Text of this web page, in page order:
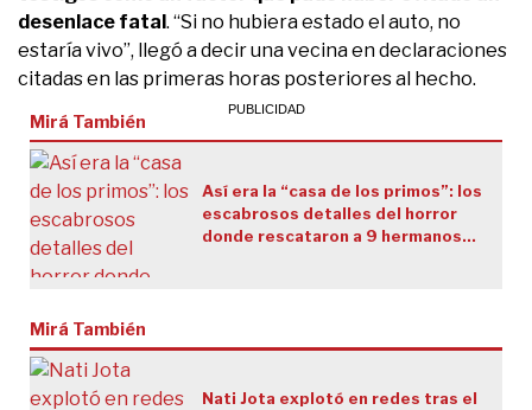
desenlace fatal. “Si no hubiera estado el auto, no
estaría vivo”, llegó a decir una vecina en declaraciones
citadas en las primeras horas posteriores al hecho.
Mirá También
Así era la “casa de los primos”: los
escabrosos detalles del horror
donde rescataron a 9 hermanos
Mirá También
Nati Jota explotó en redes tras el